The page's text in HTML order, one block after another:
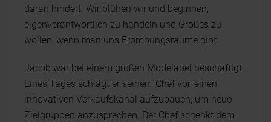
daran hindert. Wir blühen wir und beginnen,
eigenverantwortlich zu handeln und Großes zu
wollen, wenn man uns Erprobungsräume gibt.
Jacob war bei einem großen Modelabel beschäftigt.
Eines Tages schlägt er seinem Chef vor, einen
innovativen Verkaufskanal aufzubauen, um neue
Zielgruppen anzusprechen. Der Chef schenkt dem